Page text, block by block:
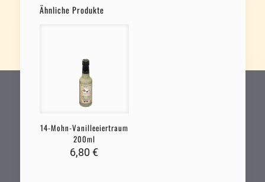
Ähnliche Produkte
14-Mohn-Vanilleeiertraum
200ml
6,80€